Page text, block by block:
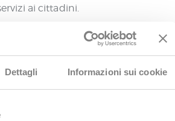
Dettagli Informazioni sui cookie
ai cittadini.
partnership risiede nella
di due visioni innovativeche si
siamo certi sapremo
ancora meglio la Pubblica